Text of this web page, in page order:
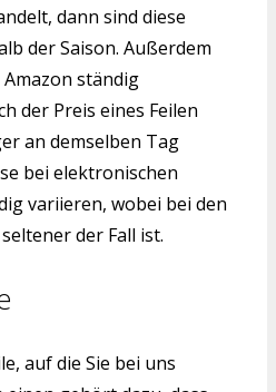
dann sind diese
der Saison. Außerdem
ständig
der Preis eines Feilen
an demselben Tag
bei elektronischen
variieren, wobei bei den
der Fall ist.
auf die Sie bei uns